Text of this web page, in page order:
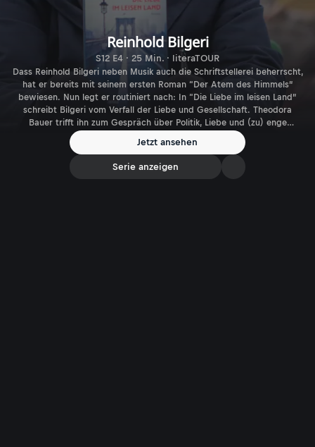
Reinhold Bilgeri
S12 E4 · 25 Min. · literaTOUR
Dass Reinhold Bilgeri neben Musik auch die Schriftstellerei beherrscht,
hat er bereits mit seinem ersten Roman “Der Atem des Himmels”
bewiesen. Nun legt er routiniert nach: In “Die Liebe im leisen Land”
schreibt Bilgeri vom Verfall der Liebe und Gesellschaft. Theodora
Bauer trifft ihn zum Gespräch über Politik, Liebe und (zu) enge
Jetzt ansehen
Serie anzeigen